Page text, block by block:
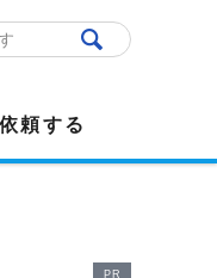
頼する
PR